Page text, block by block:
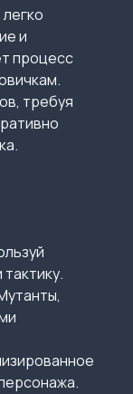
и
процесс
требуя